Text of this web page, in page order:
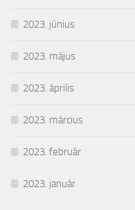
2023. június
2023. május
2023. április
2023. március
2023. február
2023. január